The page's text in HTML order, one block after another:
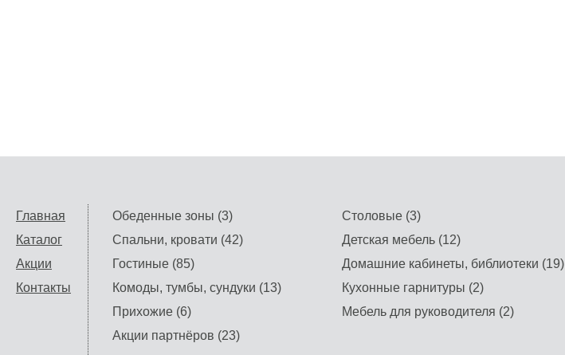
Главная
Каталог
Акции
Контакты
Обеденные зоны (3) Столовые (3)
Спальни, кровати (42)
Детская мебель (12)
Гостиные (85)
Домашние кабинеты, библиотеки (19)
Комоды, тумбы, сундуки (13)
Кухонные гарнитуры (2)
Прихожие (6)
Мебель для руководителя (2)
Акции партнёров (23)